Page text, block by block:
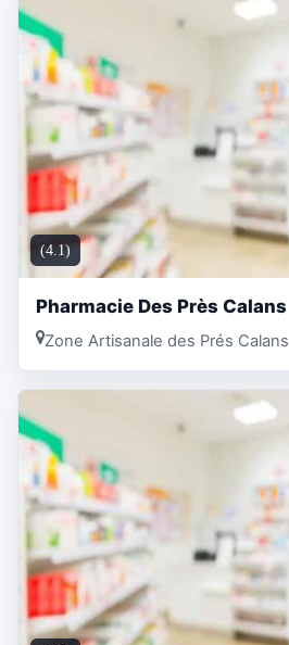
(4.1)
Pharmacie Des Près Calans
Zone Artisanale des Prés Calans